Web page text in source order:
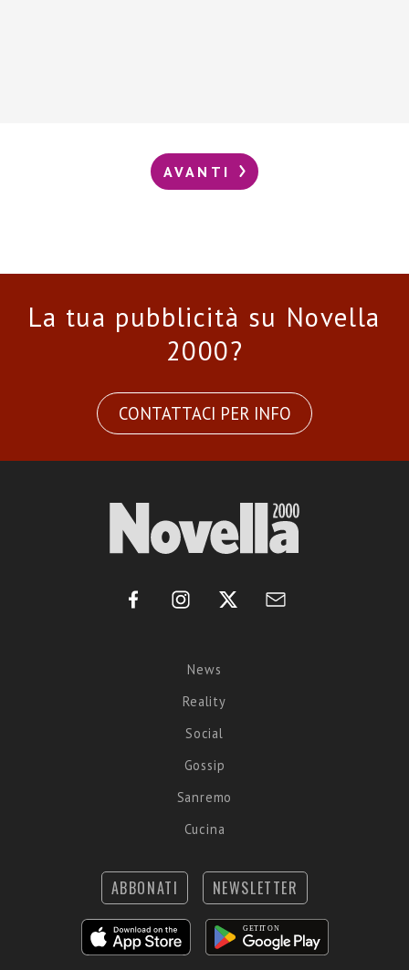
AVANTI
La tua pubblicità su Novella
2000?
CONTATTACI PER INFO
News
Reality
Social
Gossip
Sanremo
Cucina
ABBONATI NEWSLETTER